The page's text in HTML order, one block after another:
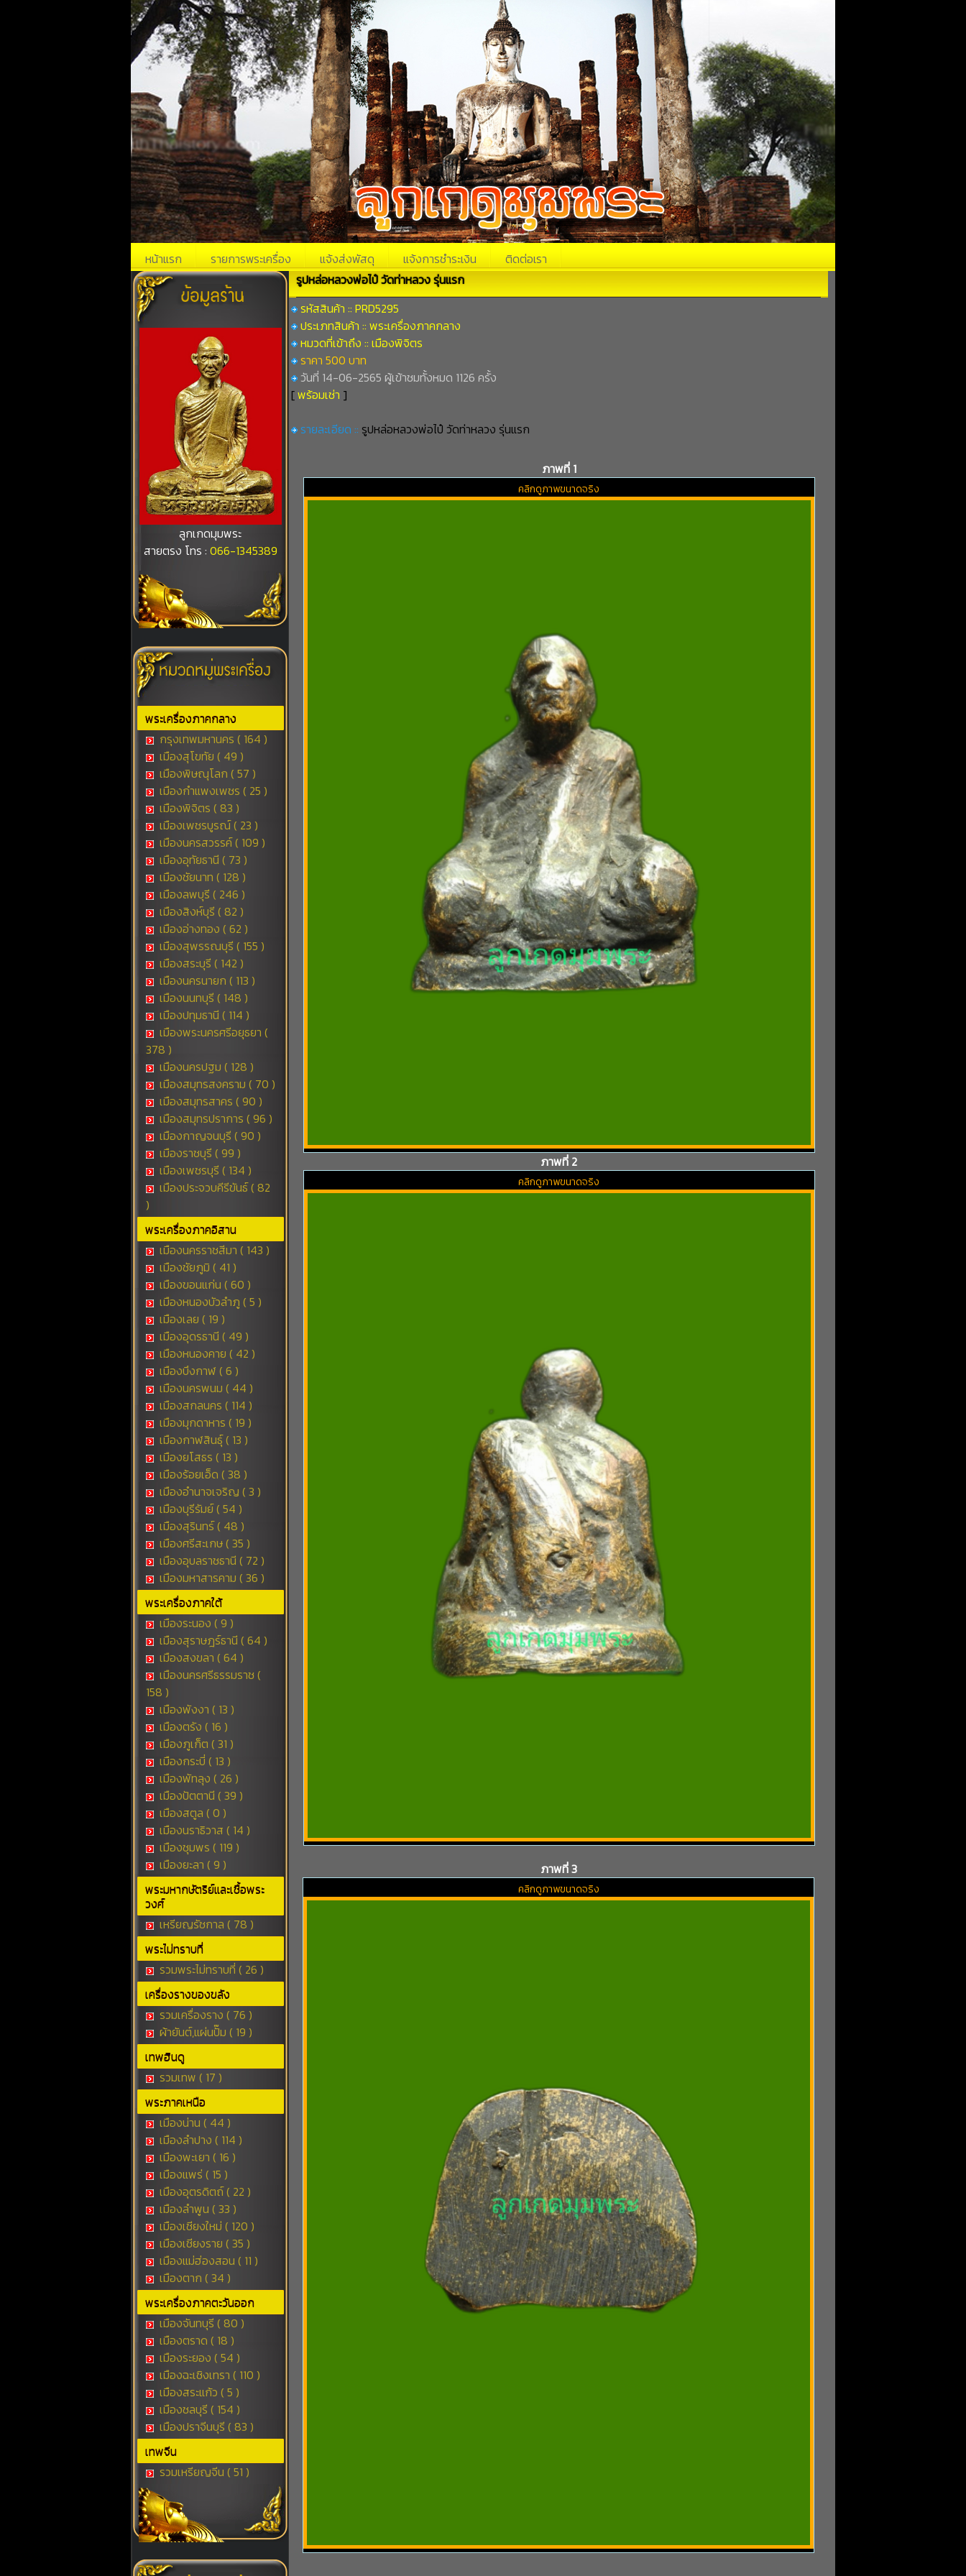
หน้าแรก รายการพระเครื่อง แจ้งส่งพัสดุ แจ้งการชำระเงิน ติดต่อเรา
ลูกเกดมุมพระ
สายตรง โทร : 066-1345389
พระเครื่องภาคกลาง
กรุงเทพมหานคร ( 164 )
เมืองสุโขทัย ( 49 )
เมืองพิษณุโลก ( 57 )
เมืองกำแพงเพชร ( 25 )
เมืองพิจิตร ( 83 )
เมืองเพชรบูรณ์ ( 23 )
เมืองนครสวรรค์ ( 109 )
เมืองอุทัยธานี ( 73 )
เมืองชัยนาท ( 128 )
เมืองลพบุรี ( 246 )
เมืองสิงห์บุรี ( 82 )
เมืองอ่างทอง ( 62 )
เมืองสุพรรณบุรี ( 155 )
เมืองสระบุรี ( 142 )
เมืองนครนายก ( 113 )
เมืองนนทบุรี ( 148 )
เมืองปทุมธานี ( 114 )
เมืองพระนครศรีอยุธยา (
378 )
เมืองนครปฐม ( 128 )
เมืองสมุทรสงคราม ( 70 )
เมืองสมุทรสาคร ( 90 )
เมืองสมุทรปราการ ( 96 )
เมืองกาญจนบุรี ( 90 )
เมืองราชบุรี ( 99 )
เมืองเพชรบุรี ( 134 )
เมืองประจวบคีรีขันธ์ ( 82
)
พระเครื่องภาคอิสาน
เมืองนครราชสีมา ( 143 )
เมืองชัยภูมิ ( 41 )
เมืองขอนแก่น ( 60 )
เมืองหนองบัวลำภู ( 5 )
เมืองเลย ( 19 )
เมืองอุดรธานี ( 49 )
เมืองหนองคาย ( 42 )
เมืองบึงกาฬ ( 6 )
เมืองนครพนม ( 44 )
เมืองสกลนคร ( 114 )
เมืองมุกดาหาร ( 19 )
เมืองกาฬสินธุ์ ( 13 )
เมืองยโสธร ( 13 )
เมืองร้อยเอ็ด ( 38 )
เมืองอำนาจเจริญ ( 3 )
เมืองบุรีรัมย์ ( 54 )
เมืองสุรินทร์ ( 48 )
เมืองศรีสะเกษ ( 35 )
เมืองอุบลราชธานี ( 72 )
เมืองมหาสารคาม ( 36 )
พระเครื่องภาคใต้
เมืองระนอง ( 9 )
เมืองสุราษฎร์ธานี ( 64 )
เมืองสงขลา ( 64 )
เมืองนครศรีธรรมราช (
158 )
เมืองพังงา ( 13 )
เมืองตรัง ( 16 )
เมืองภูเก็ต ( 31 )
เมืองกระบี่ ( 13 )
เมืองพัทลุง ( 26 )
เมืองปัตตานี ( 39 )
เมืองสตูล ( 0 )
เมืองนราธิวาส ( 14 )
เมืองชุมพร ( 119 )
เมืองยะลา ( 9 )
พระมหากษัตริย์และเชื้อพระ
วงศ์
เหรียญรัชกาล ( 78 )
พระไม่ทราบที่
รวมพระไม่ทราบที่ ( 26 )
เครื่องรางของขลัง
รวมเครื่องราง ( 76 )
ผ้ายันต์,แผ่นปั๊ม ( 19 )
เทพฮินดู
รวมเทพ ( 17 )
พระภาคเหนือ
เมืองน่าน ( 44 )
เมืองลำปาง ( 114 )
เมืองพะเยา ( 16 )
เมืองแพร่ ( 15 )
เมืองอุตรดิตถ์ ( 22 )
เมืองลำพูน ( 33 )
เมืองเชียงใหม่ ( 120 )
เมืองเชียงราย ( 35 )
เมืองแม่ฮ่องสอน ( 11 )
เมืองตาก ( 34 )
พระเครื่องภาคตะวันออก
เมืองจันทบุรี ( 80 )
เมืองตราด ( 18 )
เมืองระยอง ( 54 )
เมืองฉะเชิงเทรา ( 110 )
เมืองสระแก้ว ( 5 )
เมืองชลบุรี ( 154 )
เมืองปราจีนบุรี ( 83 )
เทพจีน
รวมเหรียญจีน ( 51 )
รูปหล่อหลวงพ่อไป๋ วัดท่าหลวง รุ่นแรก
รหัสสินค้า :: PRD5295
ประเภทสินค้า :: พระเครื่องภาคกลาง
หมวดที่เข้าถึง :: เมืองพิจิตร
ราคา 500 บาท
วันที่ 14-06-2565 ผู้เข้าชมทั้งหมด 1126 ครั้ง
[พร้อมเช่า ]
รายละเอียด :: รูปหล่อหลวงพ่อไป๋ วัดท่าหลวง รุ่นแรก
ภาพที่ 1
คลิกดูภาพขนาดจริง
ภาพที่ 2
คลิกดูภาพขนาดจริง
ภาพที่ 3
คลิกดูภาพขนาดจริง